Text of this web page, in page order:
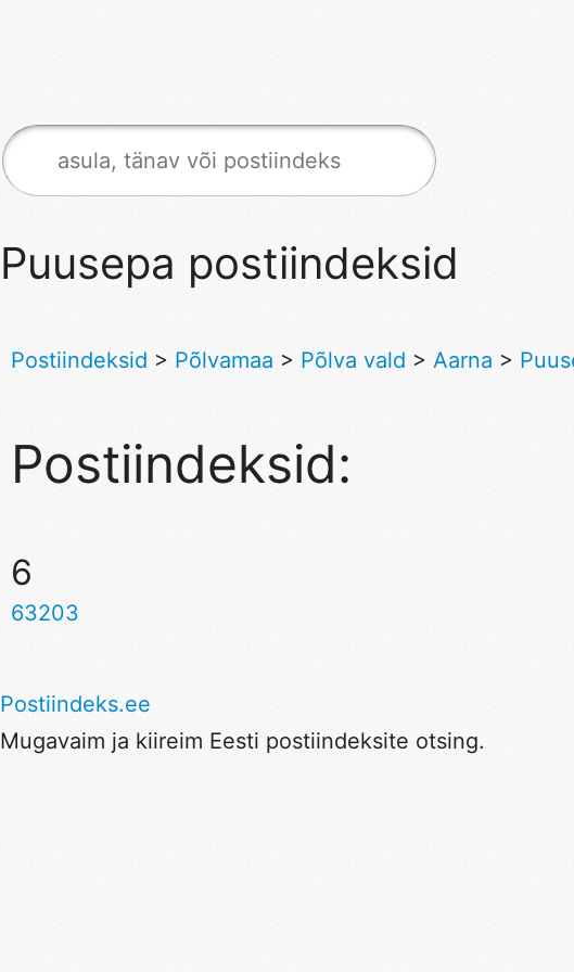
Puusepa postiindeksid
Postiindeksid > Põlvamaa > Põlva vald > Aarna >
Postiindeksid:
6
63203
Postiindeks.ee
Mugavaim ja kiireim Eesti postiindeksite otsing.